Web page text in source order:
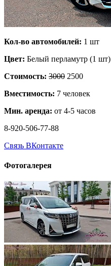
Кол-во автомобилей: 1 шт
Цвет: Белый перламутр (1 шт)
Стоимость: 3000 2500
Вместимость: 7 человек
Мин. аренда: от 4-5 часов
8-920-506-77-88
Связь ВКонтакте
Фотогалерея